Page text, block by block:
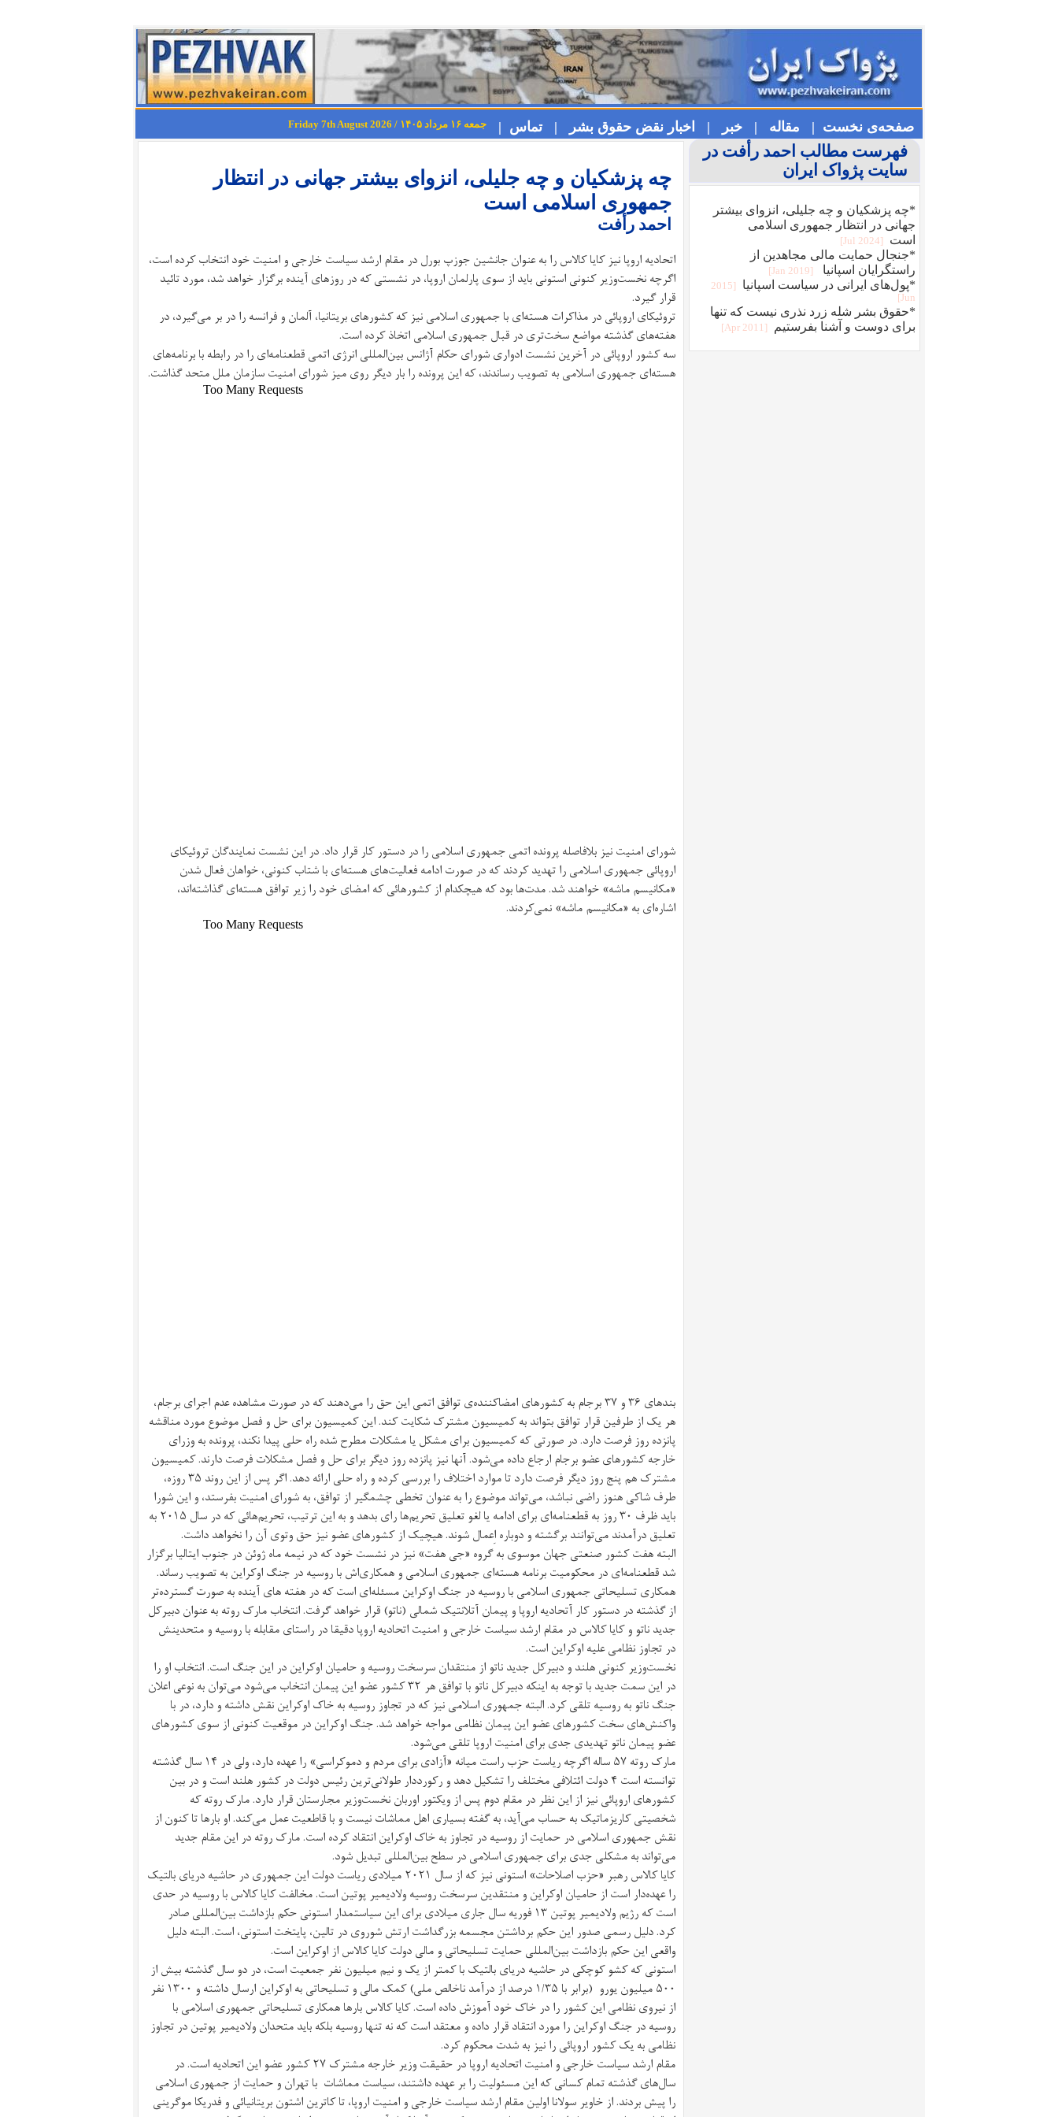
صفحه‌ی نخست | مقاله | خبر | اخبار نقض حقوق بشر | تماس | جمعه ۱۶ مرداد ۱۴۰۵ / Friday 7th August 2026
چه پزشکیان و چه جلیلی، انزوای بیشتر جهانی در انتظار
جمهوری اسلامی است
احمد رأفت
اتحادیه اروپا نیز کایا کالاس را به عنوان جانشین جوزپ بورل در مقام ارشد سیاست خارجی و امنیت خود انتخاب کرده است،
اگرچه نخست‌وزیر کنونی استونی باید از سوی پارلمان اروپا، در نشستی که در روزهای آینده برگزار خواهد شد، مورد تائید
قرار گیرد.
تروئیکای اروپائی در مذاکرات هسته‌ای با جمهوری اسلامی نیز که کشورهای بریتانیا، آلمان و فرانسه را در بر می‌گیرد، در
هفته‌های گذشته مواضع سخت‌تری در قبال جمهوری اسلامی اتخاذ کرده است.
سه کشور اروپائی در آخرین نشست ادواری شورای حکام آژانس بین‌المللی انرژی اتمیقطعنامه‌ایرا در رابطه با برنامه‌های
هسته‌ای جمهوری اسلامی به تصویب رساندند، که این پرونده را بار دیگر روی میز شورای امنیتسازمان ملل متحد گذاشت.
شورای امنیت نیز بلافاصله پرونده اتمی جمهوری اسلامی را در دستور کار قرار داد. در این نشست نمایندگان تروئیکای
اروپائی جمهوری اسلامی را تهدید کردند که در صورت ادامه فعالیت‌های هسته‌ای با شتاب کنونی، خواهان فعال شدن
«مکانیسم ماشه» خواهند شد. مدت‌ها بود که هیچکدام از کشورهائی که امضای خود را زیر توافق هسته‌ای گذاشته‌اند،
اشاره‌ای به «مکانیسم ماشه» نمی‌کردند.
بندهای ۳۶ و ۳۷ برجام به کشورهای امضاکننده‌ی توافق اتمی این حق را می‌دهند که در صورت مشاهده عدم اجرای برجام،
هر یک از طرفین قرار توافق بتواند به کمیسیون مشترک شکایت کند. این کمیسیون برای حل و فصل موضوع مورد مناقشه
پانزده روز فرصت دارد. در صورتی که کمیسیون برای مشکل یا مشکلات مطرح شده راه حلی پیدا نکند، پرونده به وزرای
خارجه کشورهای عضو برجام ارجاع داده می‌شود. آنها نیز پانزده روز دیگر برای حل و فصل مشکلات فرصت دارند. کمیسیون
مشترک هم پنج روز دیگر فرصت دارد تا موارد اختلاف را بررسی کرده و راه حلی ارائه دهد. اگر پس از این روند ۳۵ روزه،
طرف شاکی هنوز راضی نباشد، می‌تواند موضوع را به عنوان تخطی چشمگیر از توافق، به شورای امنیت بفرستد، و این شورا
باید ظرف ۳۰ روز به قطعنامه‌ای برای ادامه‌ یا لغو تعلیق تحریم‌ها رای بدهد و به این ترتیب، تحریم‌هائی که در سال ۲۰۱۵ به
تعلیق درآمدند می‌توانند برگشته و دوباره اِعمال شوند. هیچیک از کشورهای عضو نیز حق وتوی آن را نخواهد داشت.
البته هفت کشور صنعتی جهان موسوی به گروه «جی هفت» نیز در نشست خود که در نیمه ماه ژوئن در جنوب ایتالیا برگزار
شد قطعنامه‌ای در محکومیت برنامه هسته‌ای جمهوری اسلامی و همکاری‌اش با روسیه در جنگ اوکراین به تصویب رساند.
همکاری تسلیحاتی جمهوری اسلامی با روسیه در جنگ اوکراین مسئله‌ای است که در هفته های آینده به صورت گسترده‌تر
از گذشته در دستور کار آتحادیه اروپا و پیمان آتلانتیک شمالی (ناتو) قرار خواهد گرفت. انتخاب مارک روته به عنوان دبیرکل
جدید ناتو و کایا کالاس در مقام ارشد سیاست خارجی و امنیت اتحادیه اروپا دقیقا در راستای مقابله با روسیه و متحدینش
در تجاوز نظامی علیه اوکراین است.
نخست‌وزیر کنونی هلند و دبیرکل جدید ناتو از منتقدان سرسخت روسیه و حامیان اوکراین در این جنگ است. انتخاب او را
در این سمت جدید با توجه به اینکه دبیرکل ناتو با توافق هر ۳۲ کشور عضو این پیمان انتخاب می‌شود می‌توان به نوعی اعلان
جنگ ناتو به روسیه تلقی کرد. البته جمهوری اسلامی نیز که در تجاوز روسیه به خاک اوکراین نقش داشته و دارد، در با
واکنش‌های سخت کشورهای عضو این پیمان نظامی مواجه خواهد شد. جنگ اوکراین در موقعیت کنونی از سوی کشورهای
عضو پیمان ناتو تهدیدی جدی برای امنیت اروپا تلقی می‌شود.
مارک روته ۵۷ ساله اگرچه ریاست حزب راست میانه «آزادی برای مردم و دموکراسی» را عهده دارد، ولی در ۱۴ سال گذشته
توانسته است ۴ دولت ائتلافی مختلف را تشکیل دهد و رکورددار طولانی‌ترین رئیس دولت در کشور هلند است و در بین
کشورهای اروپائی نیز از این نظر در مقام دوم پس از ویکتور اوربان نخست‌وزیر مجارستان قرار دارد. مارک روته که
شخصیتی کاریزماتیک به حساب می‌آید، به گفته بسیاری اهل مماشات نیست و با قاطعیت عمل می‌کند. او بارها تا کنون از
نقش جمهوری اسلامی در حمایت از روسیه در تجاوز به خاک اوکراین انتقاد کرده است. مارک روته در این مقام جدید
می‌تواند به مشکلی جدی برای جمهوری اسلامی در سطح بین‌المللی تبدیل شود.
کایا کالاس رهبر «حزب اصلاحات» استونی نیز که از سال ۲۰۲۱ میلادی ریاست دولت این جمهوری در حاشیه دریای بالتیک
را عهده‌دار است از حامیان اوکراین و منتقدین سرسخت روسیه ولادیمیر پوتین است. مخالفت کایا کالاس با روسیه در حدی
است که رژیم ولادیمیر پوتین ۱۳ فوریه سال جاری میلادی برای این سیاستمدار استونی حکم بازداشت بین‌المللی صادر
کرد. دلیل رسمی صدور این حکم برداشتن مجسمه بزرگداشت ارتش شوروی در تالین، پایتخت استونی، است. البته دلیل
واقعی این حکم بازداشت بین‌المللی حمایت تسلیحاتی و مالی دولت کایا کالاس از اوکراین است.
استونی که کشو کوچکی در حاشیه دریای بالتیک با کمتر از یک و نیم میلیون نفر جمعیت است، در دو سال گذشته بیش از
۵۰۰ میلیون یورو (برابر با ۱/۳۵ درصد از درآمد ناخالص ملی) کمک مالی و تسلیحاتی به اوکراین ارسال داشته و ۱۳۰۰ نفر
از نیروی نظامی این کشور را در خاک خود آموزش داده است. کایا کالاس بارها همکاری تسلیحاتی جمهوری اسلامی با
روسیه در جنگ اوکراین را مورد انتقاد قرار داده و معتقد است که نه تنها روسیه بلکه باید متحدان ولادیمیر پوتین در تجاوز
نظامی به یک کشور اروپائی را نیز به شدت محکوم کرد.
مقام ارشد سیاست خارجی و امنیت اتحادیه اروپا در حقیقت وزیر خارجه مشترک ۲۷ کشور عضو این اتحادیه است. در
سال‌های گذشته تمام کسانی که این مسئولیت را بر عهده داشتند، سیاست مماشات با تهران و حمایت از جمهوری اسلامی
را پیش بردند. از خاویر سولانا اولین مقام ارشد سیاست خارجی و امنیت اروپا، تا کاترین اشتون بریتانیائی و فدریکا موگرینی
فهرست مطالب احمد رأفت در
سایت پژواک ایران
*چه پزشکیان و چه جلیلی، انزوای بیشتر
جهانی در انتظار جمهوری اسلامی
است
[2024 Jul]
*جنجال حمایت مالی مجاهدین از
راستگرایان اسپانیا
[2019 Jan]
*پول‌های ایرانی در سیاست اسپانیا
[2015
Jun]
*حقوق بشر شله زرد نذری نیست که تنها
برای دوست و آشنا بفرستیم
[2011 Apr]